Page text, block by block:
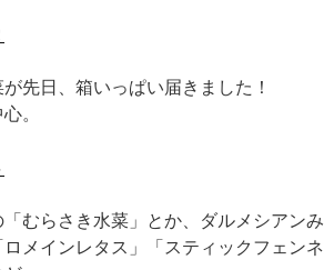
先日、箱いっぱい届きました！
。
むらさき水菜」とか、ダルメシアン
メインレタス」「スティックフェン